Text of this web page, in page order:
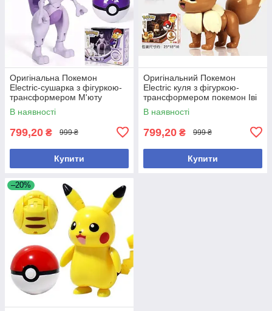
Оригінальна Покемон
Electric-сушарка з фігуркою-
трансформером М'юту
В наявності
799,20 ₴ 999 ₴
Купити
Оригінальний Покемон
Electric куля з фігуркою-
трансформером покемон Іві
пошкоджена коробка
В наявності
799,20 ₴ 999 ₴
Купити
–20%